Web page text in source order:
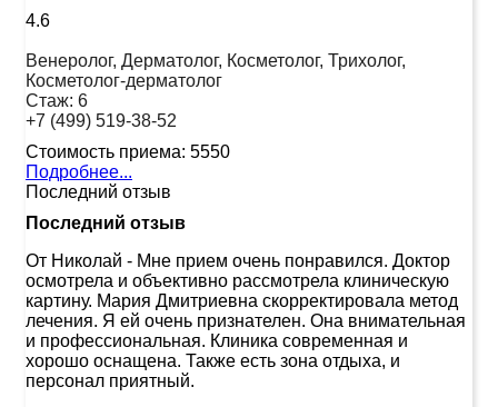
4.6
Венеролог, Дерматолог, Косметолог, Трихолог,
Косметолог-дерматолог
Стаж: 6
+7 (499) 519-38-52
Стоимость приема: 5550
Подробнее...
Последний отзыв
Последний отзыв
От Николай - Мне прием очень понравился. Доктор
осмотрела и объективно рассмотрела клиническую
картину. Мария Дмитриевна скорректировала метод
лечения. Я ей очень признателен. Она внимательная
и профессиональная. Клиника современная и
хорошо оснащена. Также есть зона отдыха, и
персонал приятный.